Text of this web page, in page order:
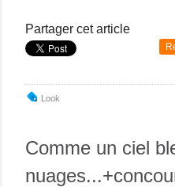
Partager cet article
Look
Comme un ciel